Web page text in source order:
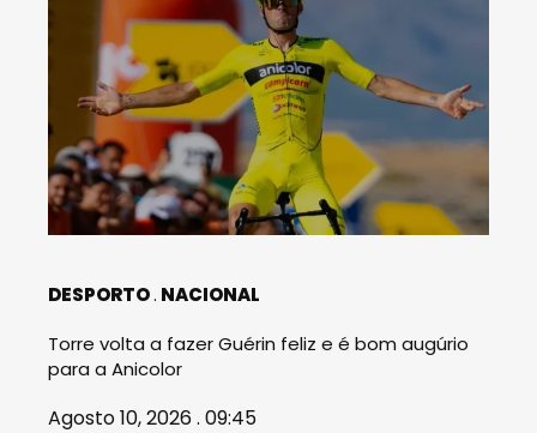
DESPORTO NACIONAL
Torre volta a fazer Guérin feliz e é bom augúrio
para a Anicolor
Agosto 10, 2026 . 09:45